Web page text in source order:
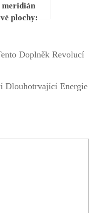
plochy:
Doplněk Revolucí
Dlouhotrvající Energie